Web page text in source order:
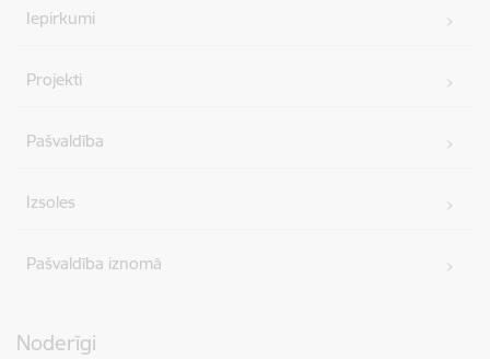
Iepirkumi
Projekti
Pašvaldība
Izsoles
Pašvaldība iznomā
Noderīgi